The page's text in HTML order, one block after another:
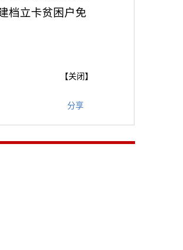
档立卡贫困户免
【关闭】
分享